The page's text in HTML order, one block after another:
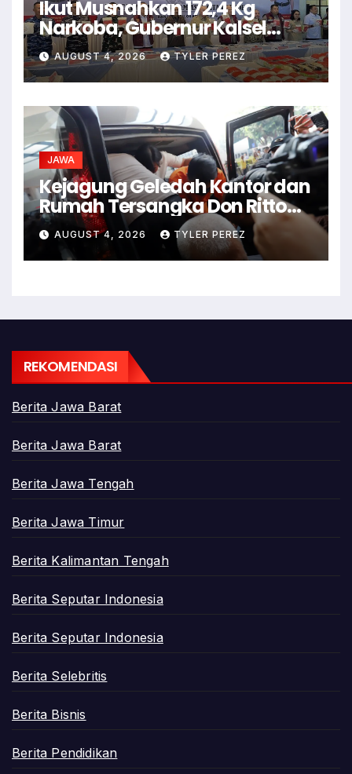
Ikut Musnahkan 172,4 Kg
Narkoba, Gubernur Kalsel
Minta Waspadai Vape
AUGUST 4, 2026 TYLER PEREZ
JAWA
Kejagung Geledah Kantor dan
Rumah Tersangka Don Ritto
Terkait Kasus Febrie
Adriansyah
AUGUST 4, 2026 TYLER PEREZ
REKOMENDASI
Berita Jawa Barat
Berita Jawa Barat
Berita Jawa Tengah
Berita Jawa Timur
Berita Kalimantan Tengah
Berita Seputar Indonesia
Berita Seputar Indonesia
Berita Selebritis
Berita Bisnis
Berita Pendidikan